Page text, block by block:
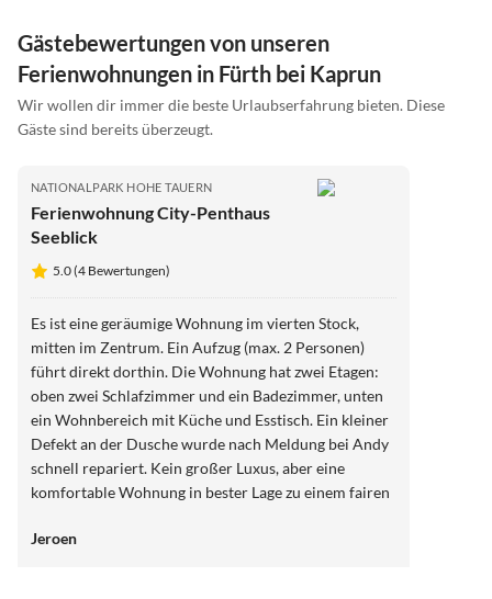
Gästebewertungen von unseren
Ferienwohnungen in Fürth bei Kaprun
Wir wollen dir immer die beste Urlaubserfahrung bieten. Diese
Gäste sind bereits überzeugt.
NATIONALPARK HOHE TAUERN
Ferienwohnung City-Penthaus
Seeblick
5.0 (4 Bewertungen)
Es ist eine geräumige Wohnung im vierten Stock,
mitten im Zentrum. Ein Aufzug (max. 2 Personen)
führt direkt dorthin. Die Wohnung hat zwei Etagen:
oben zwei Schlafzimmer und ein Badezimmer, unten
ein Wohnbereich mit Küche und Esstisch. Ein kleiner
Defekt an der Dusche wurde nach Meldung bei Andy
schnell repariert. Kein großer Luxus, aber eine
komfortable Wohnung in bester Lage zu einem fairen
Jeroen